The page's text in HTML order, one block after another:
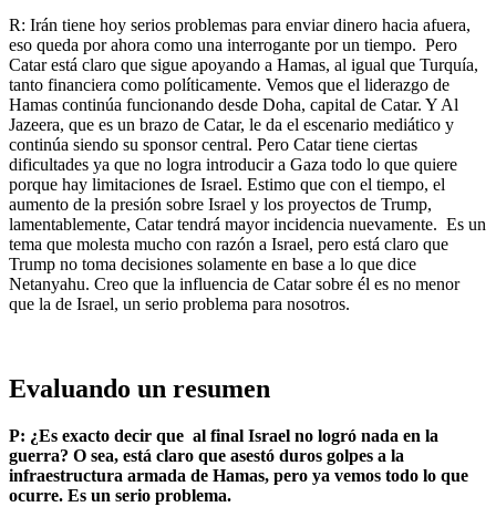
R: Irán tiene hoy serios problemas para enviar dinero hacia afuera,
eso queda por ahora como una interrogante por un tiempo. Pero
Catar está claro que sigue apoyando a Hamas, al igual que Turquía,
tanto financiera como políticamente. Vemos que el liderazgo de
Hamas continúa funcionando desde Doha, capital de Catar. Y Al
Jazeera, que es un brazo de Catar, le da el escenario mediático y
continúa siendo su sponsor central. Pero Catar tiene ciertas
dificultades ya que no logra introducir a Gaza todo lo que quiere
porque hay limitaciones de Israel. Estimo que con el tiempo, el
aumento de la presión sobre Israel y los proyectos de Trump,
lamentablemente, Catar tendrá mayor incidencia nuevamente. Es un
tema que molesta mucho con razón a Israel, pero está claro que
Trump no toma decisiones solamente en base a lo que dice
Netanyahu. Creo que la influencia de Catar sobre él es no menor
que la de Israel, un serio problema para nosotros.
Evaluando un resumen
P: ¿Es exacto decir que al final Israel no logró nada en la
guerra? O sea, está claro que asestó duros golpes a la
infraestructura armada de Hamas, pero ya vemos todo lo que
ocurre. Es un serio problema.